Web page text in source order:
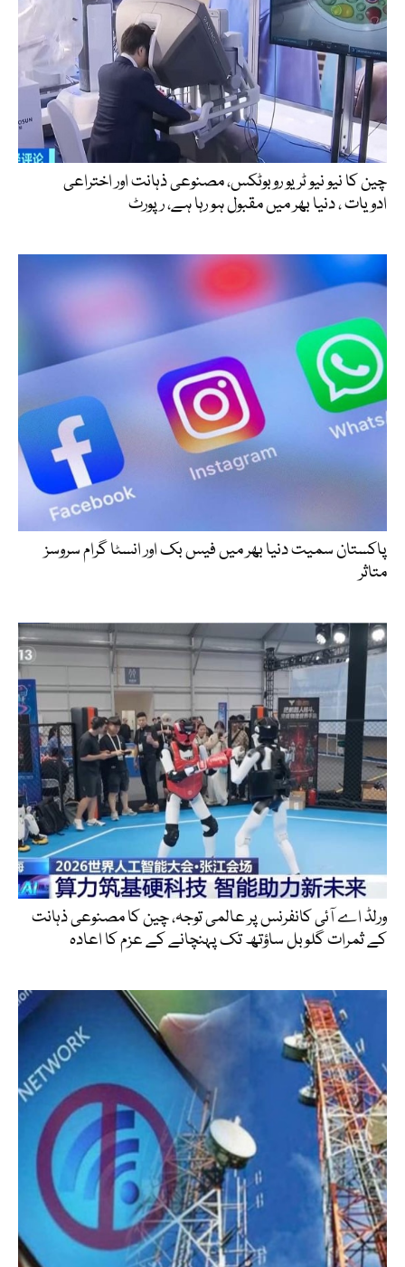
چین کا نیو نیو ٹریو روبوٹکس، مصنوعی ذہانت اور اختراعی
ادویات ، دنیا بھر میں مقبول ہو رہا ہے، رپورٹ
پاکستان سمیت دنیا بھر میں فیس بک اور انسٹا گرام سروسز
متاثر
ورلڈ اے آئی کانفرنس پر عالمی توجہ، چین کا مصنوعی ذہانت
کے ثمرات گلوبل ساؤتھ تک پہنچانے کے عزم کا اعادہ